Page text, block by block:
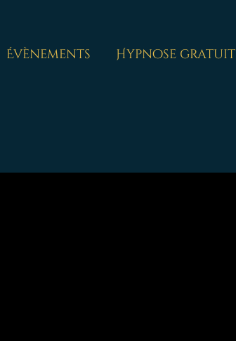
Évènements Hypnose gratuit